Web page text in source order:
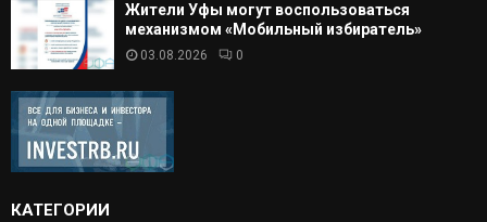
Жители Уфы могут воспользоваться
механизмом «Мобильный избиратель»
03.08.2026 0
КАТЕГОРИИ